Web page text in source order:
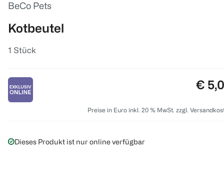
BeCo Pets
Kotbeutel
1 Stück
€
Preise in Euro inkl. 20 % MwSt. zzgl.
Dieses Produkt ist nur online verfügbar